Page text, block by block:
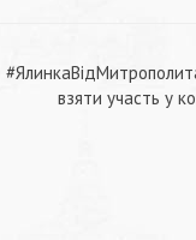
взяти участь у